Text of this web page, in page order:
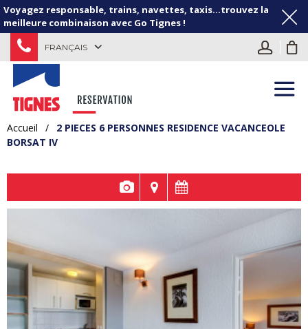
Voyagez responsable, trains, navettes, taxis...trouvez la
meilleure combinaison avec Go Tignes !
FRANÇAIS
Accueil /
2 PIECES 6 PERSONNES RESIDENCE VACANCEOLE
BORSAT IV